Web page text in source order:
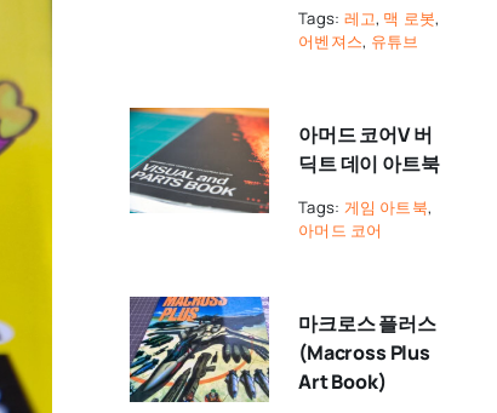
Tags: 레고, 맥 로봇,
어벤져스, 유튜브
아머드 코어V 버
딕트 데이 아트북
Tags: 게임 아트북,
아머드 코어
마크로스 플러스
(Macross Plus
Art Book)